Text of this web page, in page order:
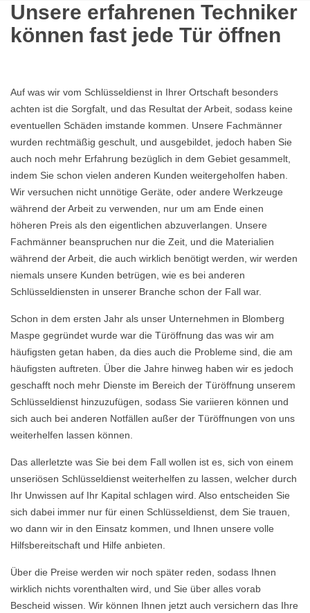
Unsere erfahrenen Techniker
können fast jede Tür öffnen
Auf was wir vom Schlüsseldienst in Ihrer Ortschaft besonders
achten ist die Sorgfalt, und das Resultat der Arbeit, sodass keine
eventuellen Schäden imstande kommen. Unsere Fachmänner
wurden rechtmäßig geschult, und ausgebildet, jedoch haben Sie
auch noch mehr Erfahrung bezüglich in dem Gebiet gesammelt,
indem Sie schon vielen anderen Kunden weitergeholfen haben.
Wir versuchen nicht unnötige Geräte, oder andere Werkzeuge
während der Arbeit zu verwenden, nur um am Ende einen
höheren Preis als den eigentlichen abzuverlangen. Unsere
Fachmänner beanspruchen nur die Zeit, und die Materialien
während der Arbeit, die auch wirklich benötigt werden, wir werden
niemals unsere Kunden betrügen, wie es bei anderen
Schlüsseldiensten in unserer Branche schon der Fall war.
Schon in dem ersten Jahr als unser Unternehmen in Blomberg
Maspe gegründet wurde war die Türöffnung das was wir am
häufigsten getan haben, da dies auch die Probleme sind, die am
häufigsten auftreten. Über die Jahre hinweg haben wir es jedoch
geschafft noch mehr Dienste im Bereich der Türöffnung unserem
Schlüsseldienst hinzuzufügen, sodass Sie variieren können und
sich auch bei anderen Notfällen außer der Türöffnungen von uns
weiterhelfen lassen können.
Das allerletzte was Sie bei dem Fall wollen ist es, sich von einem
unseriösen Schlüsseldienst weiterhelfen zu lassen, welcher durch
Ihr Unwissen auf Ihr Kapital schlagen wird. Also entscheiden Sie
sich dabei immer nur für einen Schlüsseldienst, dem Sie trauen,
wo dann wir in den Einsatz kommen, und Ihnen unsere volle
Hilfsbereitschaft und Hilfe anbieten.
Über die Preise werden wir noch später reden, sodass Ihnen
wirklich nichts vorenthalten wird, und Sie über alles vorab
Bescheid wissen. Wir können Ihnen jetzt auch versichern das Ihre